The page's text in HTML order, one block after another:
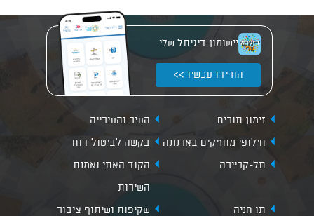
יישומון דיגיתל שלי
הורידו עכשיו >>
זימון תורים
העיר והעירייה
חילופי מחזיקים בארנונה
בקשה לביטול דוח
תל-קריירה
הקוד האתי ואמנת
השירות
תו חניה
שקיפות ושיתוף ציבור